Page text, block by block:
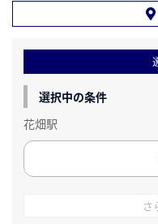
選択中の条件
花畑駅
さ